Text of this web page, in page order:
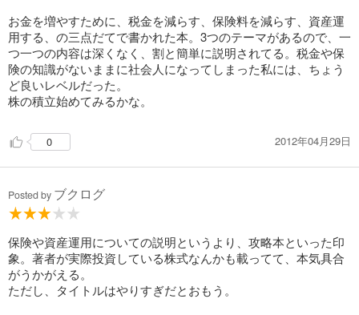
お金を増やすために、税金を減らす、保険料を減らす、資産運
用する、の三点だてで書かれた本。3つのテーマがあるので、一
つ一つの内容は深くなく、割と簡単に説明されてる。税金や保
険の知識がないままに社会人になってしまった私には、ちょう
ど良いレベルだった。
株の積立始めてみるかな。
0 2012年04月29日
Posted by ブクログ
保険や資産運用についての説明というより、攻略本といった印
象。著者が実際投資している株式なんかも載ってて、本気具合
がうかがえる。
ただし、タイトルはやりすぎだとおもう。